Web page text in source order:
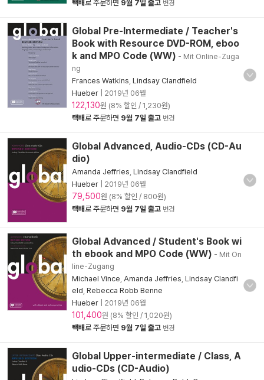
택배로 주문하면 9월 7일 출고 변경
Global Pre-Intermediate / Teacher's
Book with Resource DVD-ROM, eboo
k and MPO Code (WW) - Mit Online-Zuga
ng
Frances Watkins Lindsay Clandfield
Hueber
2019년 06월
122,130원 (8% 할인 / 1,230원)
택배로 주문하면 9월 7일 출고 변경
Global Advanced, Audio-CDs (CD-Au
dio)
Amanda Jeffries Lindsay Clandfield
Hueber
2019년 06월
79,500원 (8% 할인 / 800원)
택배로 주문하면 9월 7일 출고 변경
Global Advanced / Student's Book wi
th ebook and MPO Code (WW) - Mit On
line-Zugang
Michael Vince Amanda Jeffries Lindsay Clandfi
eld Rebecca Robb Benne
Hueber
2019년 06월
101,400원 (8% 할인 / 1,020원)
택배로 주문하면 9월 7일 출고 변경
Global Upper-intermediate / Class, A
udio-CDs (CD-Audio)